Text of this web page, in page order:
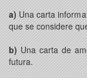
a)Una carta
que se considere
b)Una carta de
futura.